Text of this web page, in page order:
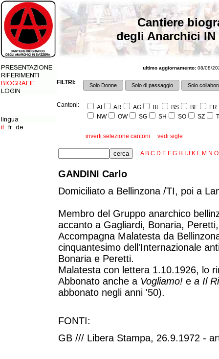
Cantiere
degli Anarchici IN
ultimo aggiornamento: 08/08/
FILTRI: Solo Donne Solo di passaggio Solo
Cantoni: AI AR AG BL BS BE
FR
NW
OW SG SH SO SZ
inverti selezione cantoni vedi sigle
A B C D E F G H J K L M N O
GANDINI Carlo
Domiciliato a Bellinzona /TI, poi a
Membro del Gruppo anarchico
accanto a Gagliardi, Bonaria,
Accompagna Malatesta da
cinquantesimo dell'Internazionale
Bonaria e Peretti.
Malatesta con lettera 1.10.1926, lo
Abbonato anche a Vogliamo! e a Il
abbonato negli anni '50).
FONTI:
GB /// Libera Stampa, 26.9.1972 -